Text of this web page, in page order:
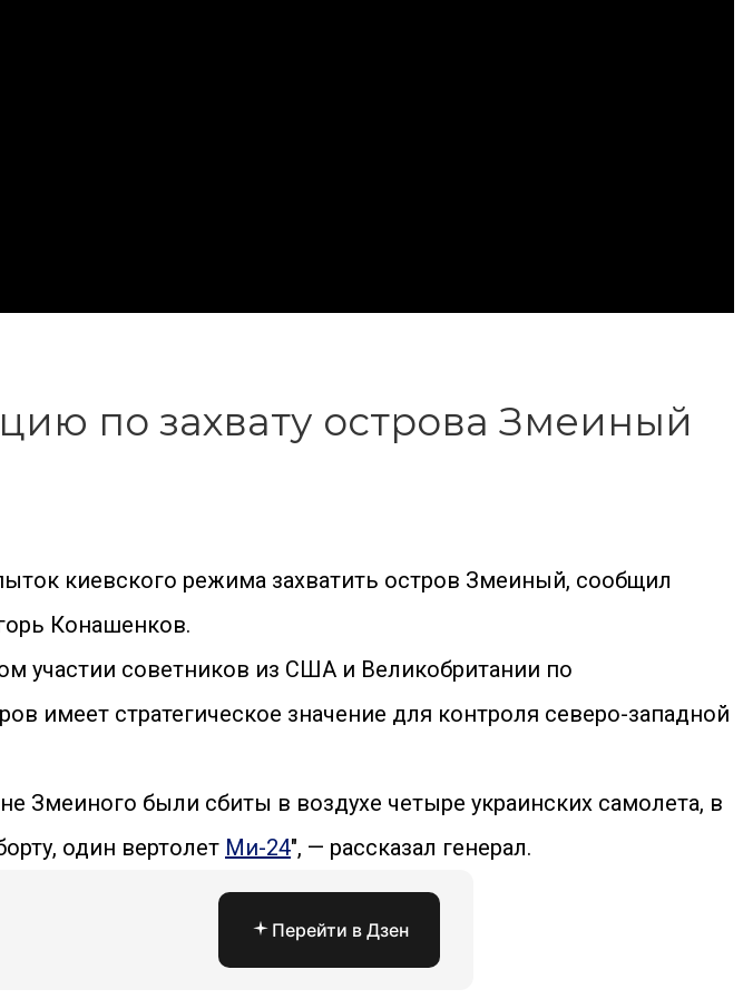
по захвату острова Змеиный
киевского режима захватить остров Змеиный, сообщил
Конашенков.
участии советников из США и Великобритании по
имеет стратегическое значение для контроля северо-западной
Змеиного были сбиты в воздухе четыре украинских самолета, в
один вертолет Ми-24", — рассказал генерал.
Перейти в Дзен